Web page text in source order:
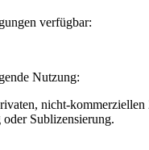
verfügbar:
Nutzung:
nicht-
Sublizensierung.